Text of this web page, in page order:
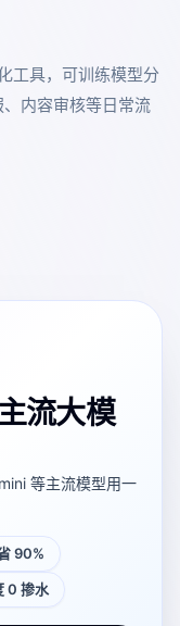
工具，可训练模型分
内容审核等日常流
流大模
等主流模型用一
90%
0 掺水